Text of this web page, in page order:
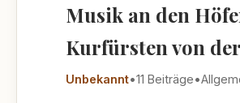
Musik an den
Kurfürsten von
Unbekannt•11 Beiträge•